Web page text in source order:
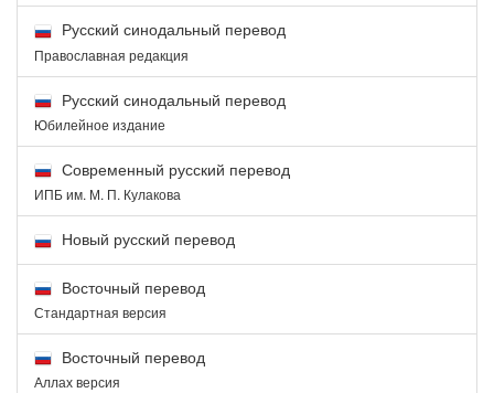
Русский синодальный перевод
Православная редакция
Русский синодальный перевод
Юбилейное издание
Современный русский перевод
ИПБ им. М. П. Кулакова
Новый русский перевод
Восточный перевод
Стандартная версия
Восточный перевод
Аллах версия